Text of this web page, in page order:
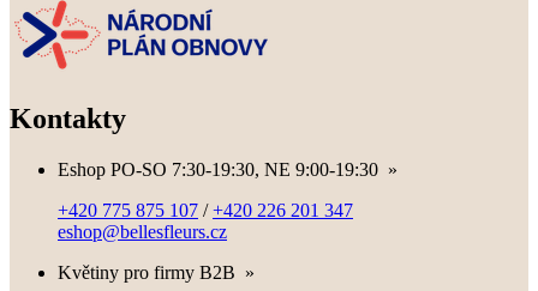
Kontakty
Eshop PO-SO 7:30-19:30, NE 9:00-19:30 »
+420 775 875 107 /+420 226 201 347
eshop@bellesfleurs.cz
Květiny pro firmy B2B »